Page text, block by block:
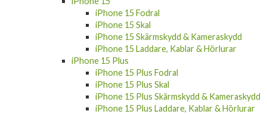
iPhone 15 Fodral
iPhone 15 Skal
iPhone 15 Skärmskydd & Kameraskydd
iPhone 15 Laddare, Kablar & Hörlurar
iPhone 15 Plus
iPhone 15 Plus Fodral
iPhone 15 Plus Skal
iPhone 15 Plus Skärmskydd & Kameraskydd
iPhone 15 Plus Laddare, Kablar & Hörlurar